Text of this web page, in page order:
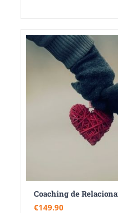
Coaching de
€149.90